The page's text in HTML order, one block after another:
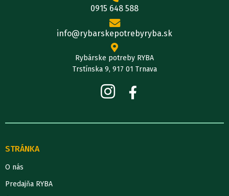
0915 648 588
info@rybarskepotrebyryba.sk
Rybárske potreby RYBA
Trstínska 9, 917 01 Trnava
STRÁNKA
O nás
Predajňa RYBA